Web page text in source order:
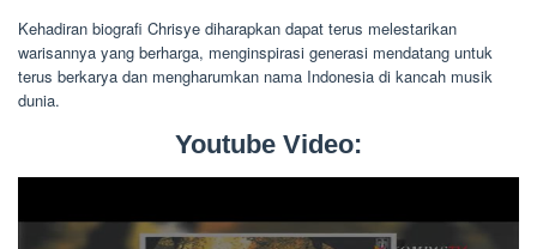
Kehadiran biografi Chrisye diharapkan dapat terus melestarikan
warisannya yang berharga, menginspirasi generasi mendatang untuk
terus berkarya dan mengharumkan nama Indonesia di kancah musik
dunia.
Youtube Video: